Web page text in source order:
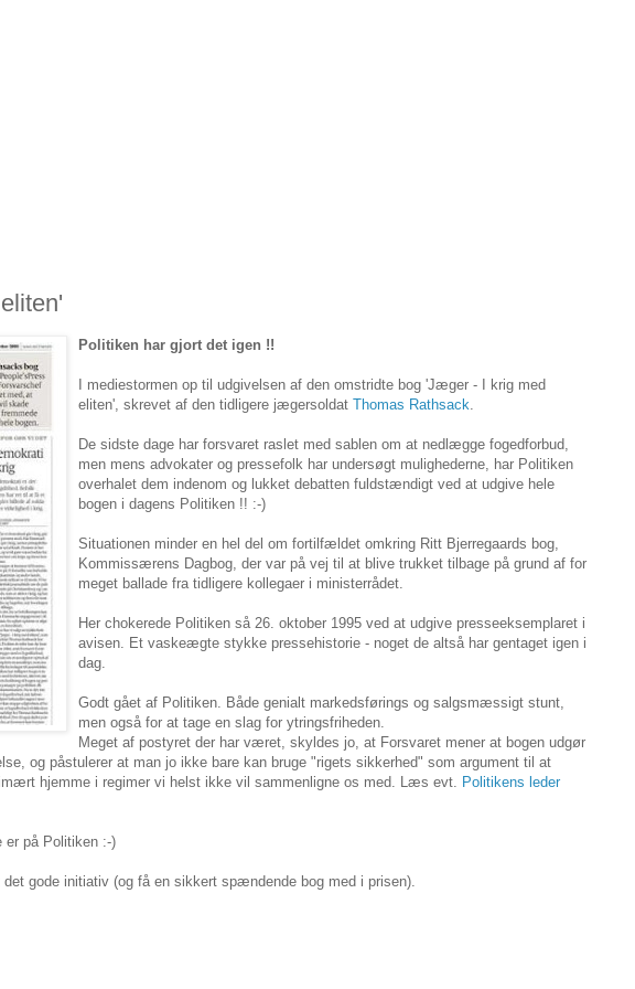
Politiken har gjort det igen !!
I mediestormen op til udgivelsen af den omstridte bog 'Jæger - I krig med
eliten', skrevet af den tidligere jægersoldat Thomas Rathsack
De sidste dage har forsvaret raslet med sablen om at nedlægge fogedforbud,
men mens advokater og pressefolk har undersøgt mulighederne, har Politiken
overhalet dem indenom og lukket debatten fuldstændigt ved at udgive hele
bogen i dagens Politiken !! :-)
Situationen minder en hel del om fortilfældet omkring Ritt Bjerregaards bog,
Kommissærens Dagbog, der var på vej til at blive trukket tilbage på grund af for
meget ballade fra tidligere kollegaer i ministerrådet.
Her chokerede Politiken så 26. oktober 1995 ved at udgive presseeksemplaret i
avisen. Et vaskeægte stykke pressehistorie - noget de altså har gentaget igen i
dag.
Godt gået af Politiken. Både genialt markedsførings og salgsmæssigt stunt,
men også for at tage en slag for ytringsfriheden.
Meget af postyret der har været, skyldes jo, at Forsvaret mener at bogen udgør
og påstulerer at man jo ikke bare kan bruge "rigets sikkerhed" som argument til at
hjemme i regimer vi helst ikke vil sammenligne os med. Læs evt. Politikens leder
på Politiken :-)
gode initiativ (og få en sikkert spændende bog med i prisen).